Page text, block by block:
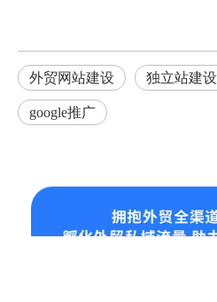
外贸网站建设 独立站建设
google推广